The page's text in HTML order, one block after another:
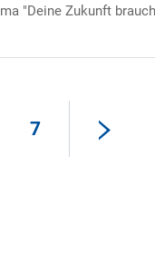
"Deine Zukunft
7